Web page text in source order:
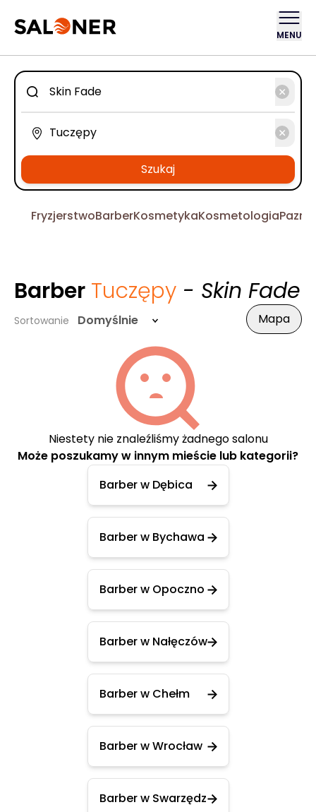
MENU
Szukaj
FryzjerstwoBarberKosmetykaKosmetologia
Barber Tuczępy - Skin Fade
Sortowanie Domyślnie Mapa
Niestety nie znaleźliśmy żadnego salonu
Może poszukamy w innym mieście lub kategorii?
Barber w Dębica
Barber w Bychawa
Barber w Opoczno
Barber w Nałęczów
Barber w Chełm
Barber w Wrocław
Barber w Swarzędz